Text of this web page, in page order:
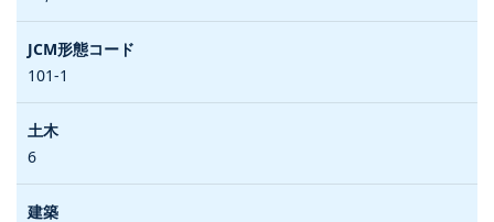
101-1
6